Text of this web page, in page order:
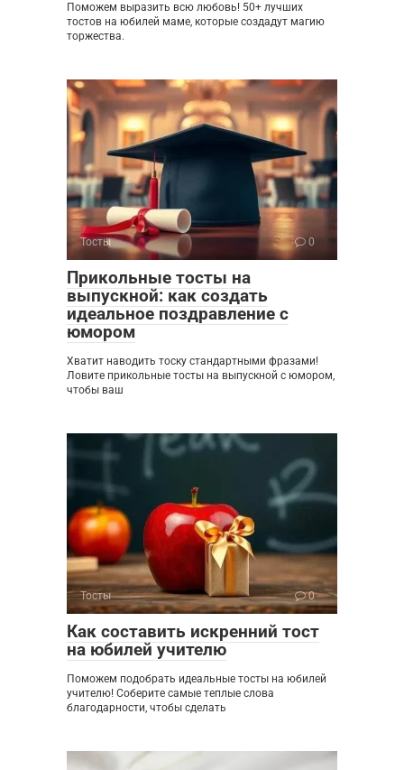
Поможем выразить всю любовь! 50+ лучших
тостов на юбилей маме, которые создадут магию
торжества.
Тосты 0
Прикольные тосты на
выпускной: как создать
идеальное поздравление с
юмором
Хватит наводить тоску стандартными фразами!
Ловите прикольные тосты на выпускной с юмором,
чтобы ваш
Тосты 0
Как составить искренний тост
на юбилей учителю
Поможем подобрать идеальные тосты на юбилей
учителю! Соберите самые теплые слова
благодарности, чтобы сделать